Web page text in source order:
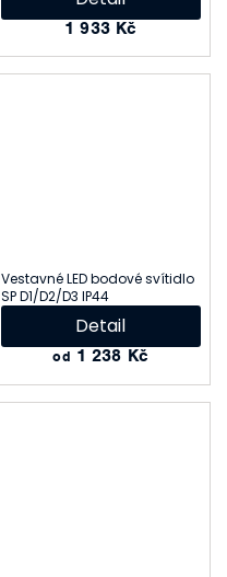
1 933 Kč
Vestavné LED bodové svítidlo
SP D1/D2/D3 IP44
od 1 238 Kč
Detail